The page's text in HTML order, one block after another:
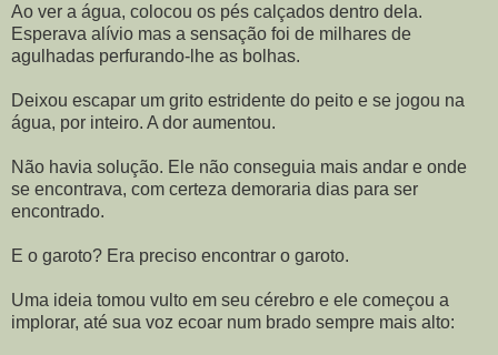
Ao ver a água, colocou os pés calçados dentro dela.
Esperava alívio mas a sensação foi de milhares de
agulhadas perfurando-lhe as bolhas.
Deixou escapar um grito estridente do peito e se jogou na
água, por inteiro. A dor aumentou.
Não havia solução. Ele não conseguia mais andar e onde
se encontrava, com certeza demoraria dias para ser
encontrado.
E o garoto? Era preciso encontrar o garoto.
Uma ideia tomou vulto em seu cérebro e ele começou a
implorar, até sua voz ecoar num brado sempre mais alto: